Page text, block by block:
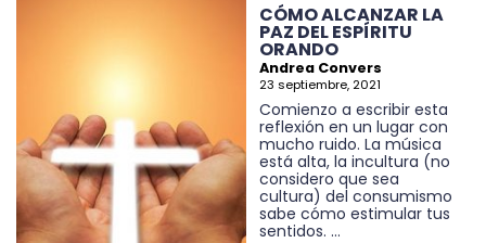
CÓMO ALCANZAR LA
PAZ DEL ESPÍRITU
ORANDO
Andrea Convers
23 septiembre, 2021
Comienzo a escribir esta
reflexión en un lugar con
mucho ruido. La música
está alta, la incultura (no
considero que sea
cultura) del consumismo
sabe cómo estimular tus
sentidos. ...